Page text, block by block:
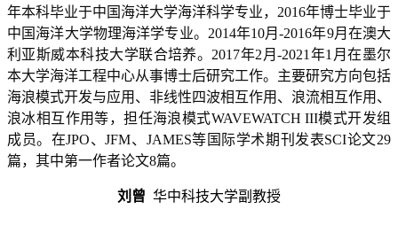
年本科毕业于中国海洋大学海洋科学专业， 2016年博士毕业于
中国海洋大学物理海洋学专业。 2014年10月-2016年9月在澳大
利亚斯威本科技大学联合培养。 2017年2 月-2021 年1 月在墨尔
本大学海洋工程中心从事博士后研究工作。主要研究方向包括
海浪模式开发与应用、非线性四波相互作用、浪流相互作用、
浪冰相互作用等，担任海浪模式WAVEWATCH III模式开发组
成员。在JPO、JFM、 JAMES等国际学术期刊发表SCI论文29
篇，其中第一作者论文8篇。
刘曾 华中科技大学副教授